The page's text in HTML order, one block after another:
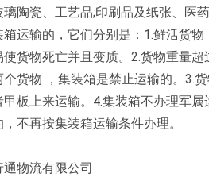
璃陶瓷、工艺品;印刷品及纸张、医
箱运输的，它们分别是：1.鲜活货
使货物死亡并且变质。2.货物重量
个货物 ，集装箱是禁止运输的。3.
甲板上来运输。4.集装箱不办理军
不再按集装箱运输条件办理。
通物流有限公司